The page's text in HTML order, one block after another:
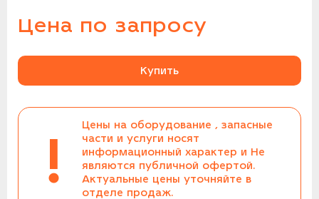
Цена по запросу
Купить
!
Цены на оборудование , запасные
части и услуги носят
информационный характер и Не
являются публичной офертой.
Актуальные цены уточняйте в
отделе продаж.